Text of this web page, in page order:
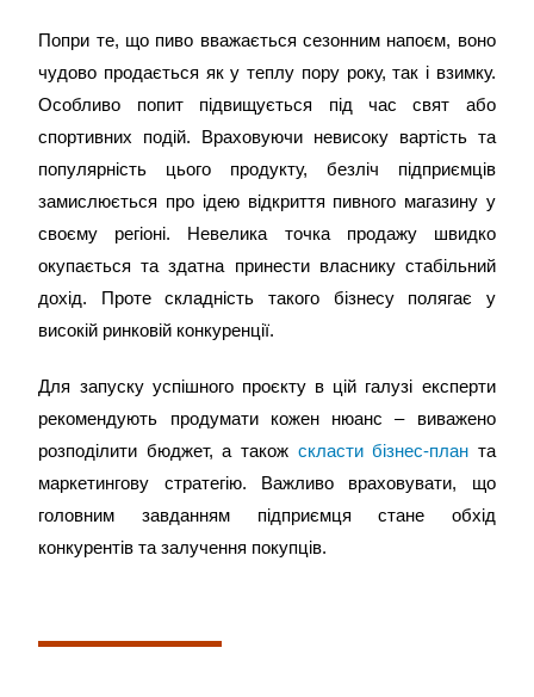
Попри те, що пиво вважається сезонним напоєм, воно
чудово продається як у теплу пору року, так і взимку.
Особливо попит підвищується під час свят або
спортивних подій. Враховуючи невисоку вартість та
популярність цього продукту, безліч підприємців
замислюється про ідею відкриття пивного магазину у
своєму регіоні. Невелика точка продажу швидко
окупається та здатна принести власнику стабільний
дохід. Проте складність такого бізнесу полягає у
високій ринковій конкуренції.
Для запуску успішного проєкту в цій галузі експерти
рекомендують продумати кожен нюанс – виважено
розподілити бюджет, а також скластибізнес-план та
маркетингову стратегію. Важливо враховувати, що
головним завданням підприємця стане обхід
конкурентів та залучення покупців.